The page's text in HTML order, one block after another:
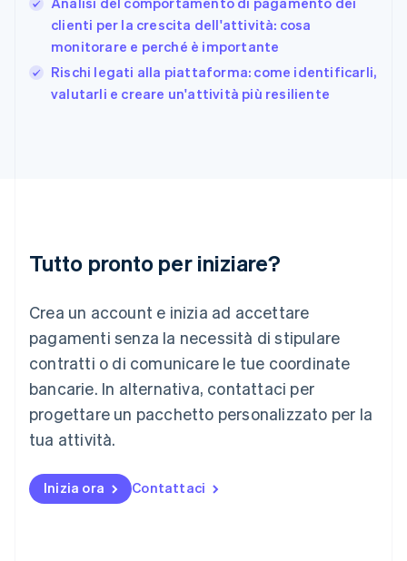
clienti per la crescita dell'attività: cosa
monitorare e perché è importante
Rischi legati alla piattaforma: come identificarli,
valutarli e creare un'attività più resiliente
Tutto pronto per iniziare?
Crea un account e inizia ad accettare
pagamenti senza la necessità di stipulare
contratti o di comunicare le tue coordinate
bancarie. In alternativa, contattaci per
progettare un pacchetto personalizzato per la
tua attività.
Inizia ora Contattaci
English
Grecia
English
India
Irlanda
English
FrançaisDeutschEnglish
English简体中文
Malta
English
Messico
Español English
Norvegia
Nuova Zelanda
English
Paesi Bassi